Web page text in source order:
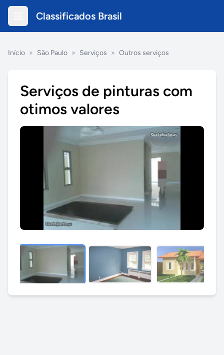
Classificados Brasil
Início » São Paulo » Serviços » Outros serviços
Serviços de pinturas com
otimos valores